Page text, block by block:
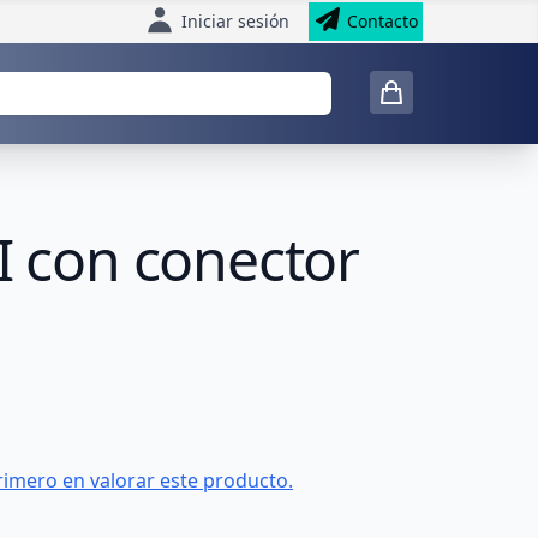
Iniciar sesión Contacto
con conector
en valorar este producto.